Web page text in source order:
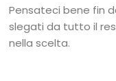
Pensateci bene fin
slegati da tutto il
nella scelta.